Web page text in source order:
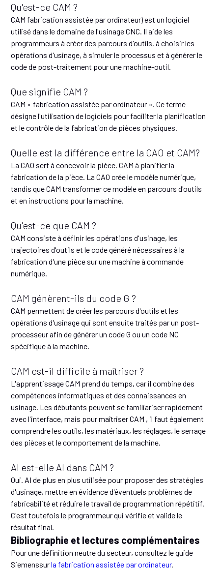
Qu'est-ce CAM ?
CAM fabrication assistée par ordinateur) est un logiciel
utilisé dans le domaine de l'usinage CNC. Il aide les
programmeurs à créer des parcours d'outils, à choisir les
opérations d'usinage, à simuler le processus et à générer le
code de post-traitement pour une machine-outil.
Que signifie CAM ?
CAM « fabrication assistée par ordinateur ». Ce terme
désigne l'utilisation de logiciels pour faciliter la planification
et le contrôle de la fabrication de pièces physiques.
Quelle est la différence entre la CAO et CAM?
La CAO sert à concevoir la pièce. CAM à planifier la
fabrication de la pièce. La CAO crée le modèle numérique,
tandis que CAM transformer ce modèle en parcours d'outils
et en instructions pour la machine.
Qu'est-ce que CAM ?
CAM consiste à définir les opérations d'usinage, les
trajectoires d'outils et le code généré nécessaires à la
fabrication d'une pièce sur une machine à commande
numérique.
CAM génèrent-ils du code G ?
CAM permettent de créer les parcours d'outils et les
opérations d'usinage qui sont ensuite traités par un post-
processeur afin de générer un code G ou un code NC
spécifique à la machine.
CAM est-il difficile à maîtriser ?
L'apprentissage CAM prend du temps, car il combine des
compétences informatiques et des connaissances en
usinage. Les débutants peuvent se familiariser rapidement
avec l'interface, mais pour maîtriser CAM , il faut également
comprendre les outils, les matériaux, les réglages, le serrage
des pièces et le comportement de la machine.
AI est-elle AI dans CAM ?
Oui. AI de plus en plus utilisée pour proposer des stratégies
d'usinage, mettre en évidence d'éventuels problèmes de
fabricabilité et réduire le travail de programmation répétitif.
C'est toutefois le programmeur qui vérifie et valide le
résultat final.
Bibliographie et lectures complémentaires
Pour une définition neutre du secteur, consultez le guide
Siemenssurla fabrication assistée par ordinateur.